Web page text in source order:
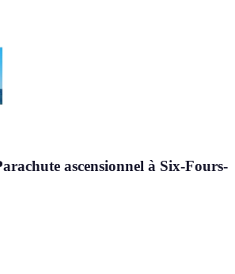
ascensionnel à Six-Fours-